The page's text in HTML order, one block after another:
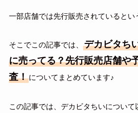
一部店舗では先行販売されているとい
そこでこの記事では、
デカビタち
に売ってる？先行販売店舗や
査！についてまとめています♪
この記事では、デカビタちいについて